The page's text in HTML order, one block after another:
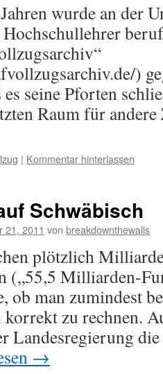
wurde an der
)
seine Pforten
Raum für
| Kommentar hinterlassen
Schwäbisch
21, 2011 von breakdownthewalls
plötzlich
(„55,5 Milliarden-
ob man zumindest
zu rechnen.
Landesregierung
→